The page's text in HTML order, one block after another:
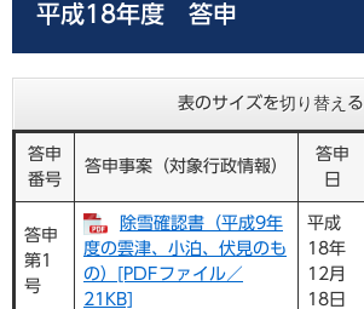
平成18年度 答申
表のサイズを切り替える
答申
番号
答申事案（対象行政情報）
答申
日
答申
第1
号
除雪確認書（平成9年
度の雲津、小泊、伏見のも
の）[PDFファイル／
21KB]
平成
18年
12月
18日